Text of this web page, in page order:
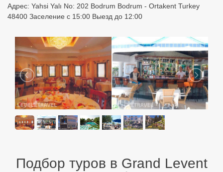
Адрес: Yahsi Yalı No: 202 Bodrum Bodrum - Ortakent Turkey
48400 Заселение с 15:00 Выезд до 12:00
Подбор туров в Grand Levent